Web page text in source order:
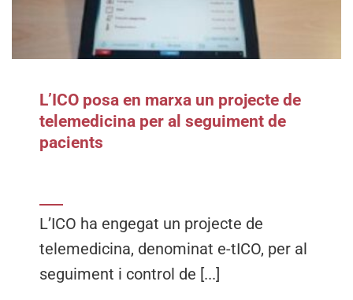
L’ICO posa en marxa un projecte de
telemedicina per al seguiment de
pacients
L’ICO ha engegat un projecte de
telemedicina, denominat e-tICO, per al
seguiment i control de [...]